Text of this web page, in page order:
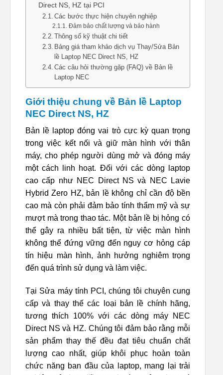
Direct NS, HZ tại PCI
Các bước thực hiện chuyên nghiệp
Đảm bảo chất lượng và bảo hành
Thông số kỹ thuật chi tiết
Bảng giá tham khảo dịch vụ Thay/Sửa Bản
lề Laptop NEC Direct NS, HZ
Các câu hỏi thường gặp (FAQ) về Bản lề
Laptop NEC
Giới thiệu chung về Bản lề Laptop
NEC Direct NS, HZ
Bản lề laptop đóng vai trò cực kỳ quan trọng
trong việc kết nối và giữ màn hình với thân
máy, cho phép người dùng mở và đóng máy
một cách linh hoạt. Đối với các dòng laptop
cao cấp như NEC Direct NS và NEC Lavie
Hybrid Zero HZ, bản lề không chỉ cần độ bền
cao mà còn phải đảm bảo tính thẩm mỹ và sự
mượt mà trong thao tác. Một bản lề bị hỏng có
thể gây ra nhiều bất tiện, từ việc màn hình
không thể đứng vững đến nguy cơ hỏng cáp
tín hiệu màn hình, ảnh hưởng nghiêm trọng
đến quá trình sử dụng và làm việc.
Tại Sửa máy tính PCI, chúng tôi chuyên cung
cấp và thay thế các loại bản lề chính hãng,
tương thích 100% với các dòng máy NEC
Direct NS và HZ. Chúng tôi đảm bảo rằng mỗi
sản phẩm thay thế đều đạt tiêu chuẩn chất
lượng cao nhất, giúp khôi phục hoàn toàn
chức năng ban đầu của laptop, mang lại trải